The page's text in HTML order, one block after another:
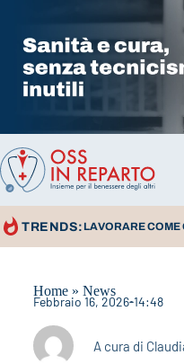
TRENDS: LAVORARE COME
Home» News
Febbraio 16, 2026 14:48
A cura di